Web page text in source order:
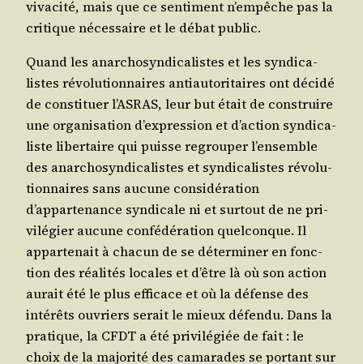
viva­ci­té, mais que ce sen­ti­ment n’empêche pas la
cri­tique néces­saire et le débat public.
Quand les anar­cho­syn­di­ca­listes et les syn­di­ca­
listes révo­lu­tion­naires anti­au­to­ri­taires ont déci­dé
de consti­tuer l’ASRAS, leur but était de construire
une orga­ni­sa­tion d’expression et d’action syn­di­ca­
liste liber­taire qui puisse regrou­per l’ensemble
des anar­cho­syn­di­ca­listes et syn­di­ca­listes révo­lu­
tion­naires sans aucune consi­dé­ra­tion
d’appartenance syn­di­cale ni et sur­tout de ne pri­
vi­lé­gier aucune confé­dé­ra­tion quel­conque. Il
appar­te­nait à cha­cun de se déter­mi­ner en fonc­
tion des réa­li­tés locales et d’être là où son action
aurait été le plus effi­cace et où la défense des
inté­rêts ouvriers serait le mieux défen­du. Dans la
pra­tique, la CFDT a été pri­vi­lé­giée de fait : le
choix de la majo­ri­té des cama­rades se por­tant sur